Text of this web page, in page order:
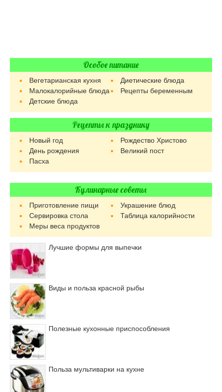
Особое питание
Вегетарианская кухня
Диетические блюда
Малокалорийные блюда
Рецепты беременным
Детские блюда
Рецепты к празднику
Новый год
Рождество Христово
День рождения
Великий пост
Пасха
Кулинарные советы
Приготовление пищи
Украшение блюд
Сервировка стола
Таблица калорийности
Меры веса продуктов
Лучшие формы для выпечки
Виды и польза красной рыбы
Полезные кухонные приспособления
Польза мультиварки на кухне